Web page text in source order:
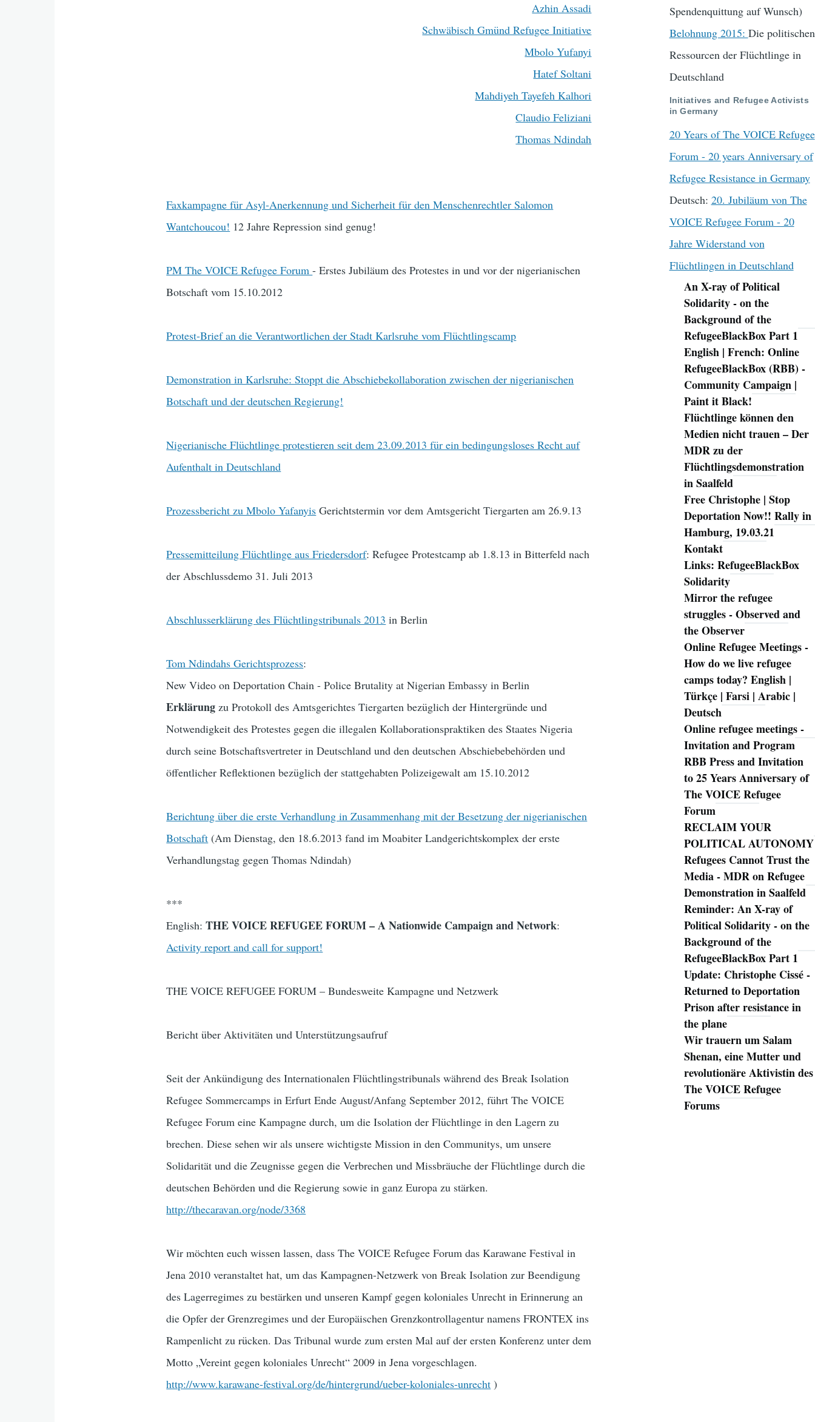
Azhin Assadi
Schwäbisch Gmünd Refugee Initiative
Mbolo Yufanyi
Hatef Soltani
Mahdiyeh Tayefeh Kalhori
Claudio Feliziani
Thomas Ndindah
Faxkampagne für Asyl-Anerkennung und Sicherheit für den Menschenrechtler Salomon
Wantchoucou! 12 Jahre Repression sind genug!
PM The VOICE Refugee Forum- Erstes Jubiläum des Protestes in und vor der nigerianischen
Botschaft vom 15.10.2012
Protest-Brief an die Verantwortlichen der Stadt Karlsruhe vom Flüchtlingscamp
Demonstration in Karlsruhe: Stoppt die Abschiebekollaboration zwischen der nigerianischen
Botschaft und der deutschen Regierung!
Nigerianische Flüchtlinge protestieren seit dem 23.09.2013 für ein bedingungsloses Recht auf
Aufenthalt in Deutschland
Prozessbericht zu Mbolo Yafanyis Gerichtstermin vor dem Amtsgericht Tiergarten am 26.9.13
Pressemitteilung Flüchtlinge aus Friedersdorf: Refugee Protestcamp ab 1.8.13 in Bitterfeld nach
der Abschlussdemo 31. Juli 2013
Abschlusserklärung des Flüchtlingstribunals 2013 in Berlin
Tom Ndindahs Gerichtsprozess:
New Video on Deportation Chain - Police Brutality at Nigerian Embassy in Berlin
Erklärung zu Protokoll des Amtsgerichtes Tiergarten bezüglich der Hintergründe und
Notwendigkeit des Protestes gegen die illegalen Kollaborationspraktiken des Staates Nigeria
durch seine Botschaftsvertreter in Deutschland und den deutschen Abschiebebehörden und
öffentlicher Reflektionen bezüglich der stattgehabten Polizeigewalt am 15.10.2012
Berichtung über die erste Verhandlung in Zusammenhang mit der Besetzung der nigerianischen
Botschaft (Am Dienstag, den 18.6.2013 fand im Moabiter Landgerichtskomplex der erste
Verhandlungstag gegen Thomas Ndindah)
***
English:THE VOICE REFUGEE FORUM – A Nationwide Campaign and Network:
Activity report and call for support!
THE VOICE REFUGEE FORUM – Bundesweite Kampagne und Netzwerk
Bericht über Aktivitäten und Unterstützungsaufruf
Seit der Ankündigung des Internationalen Flüchtlingstribunals während des Break Isolation
Refugee Sommercamps in Erfurt Ende August/Anfang September 2012, führt The VOICE
Refugee Forum eine Kampagne durch, um die Isolation der Flüchtlinge in den Lagern zu
brechen. Diese sehen wir als unsere wichtigste Mission in den Communitys, um unsere
Solidarität und die Zeugnisse gegen die Verbrechen und Missbräuche der Flüchtlinge durch die
deutschen Behörden und die Regierung sowie in ganz Europa zu stärken.
http://thecaravan.org/node/3368
Wir möchten euch wissen lassen, dass The VOICE Refugee Forum das Karawane Festival in
Jena 2010 veranstaltet hat, um das Kampagnen-Netzwerk von Break Isolation zur Beendigung
des Lagerregimes zu bestärken und unseren Kampf gegen koloniales Unrecht in Erinnerung an
die Opfer der Grenzregimes und der Europäischen Grenzkontrollagentur namens FRONTEX ins
Rampenlicht zu rücken. Das Tribunal wurde zum ersten Mal auf der ersten Konferenz unter dem
Motto „Vereint gegen koloniales Unrecht“ 2009 in Jena vorgeschlagen.
http://www.karawane-festival.org/de/hintergrund/ueber-koloniales-unrecht )
Spendenquittung auf Wunsch)
Belohnung 2015: Die politischen
Ressourcen der Flüchtlinge in
Deutschland
Initiatives and Refugee Activists
in Germany
20 Years of The VOICE Refugee
Forum - 20 years Anniversary of
Refugee Resistance in Germany
Deutsch: 20. Jubiläum von The
VOICE Refugee Forum - 20
Jahre Widerstand von
Flüchtlingen in Deutschland
Navigation
An X-ray of Political
Solidarity - on the
Background of the
RefugeeBlackBox Part 1
English | French: Online
RefugeeBlackBox (RBB) -
Community Campaign |
Paint it Black!
Flüchtlinge können den
Medien nicht trauen – Der
MDR zu der
Flüchtlingsdemonstration
in Saalfeld
Free Christophe | Stop
Deportation Now!! Rally in
Hamburg, 19.03.21
Kontakt
Links: RefugeeBlackBox
Solidarity
Mirror the refugee
struggles - Observed and
the Observer
Online Refugee Meetings -
How do we live refugee
camps today? English |
Türkçe | Farsi | Arabic |
Deutsch
Online refugee meetings -
Invitation and Program
RBB Press and Invitation
to 25 Years Anniversary of
The VOICE Refugee
Forum
RECLAIM YOUR
POLITICAL AUTONOMY
Refugees Cannot Trust the
Media - MDR on Refugee
Demonstration in Saalfeld
Reminder: An X-ray of
Political Solidarity - on the
Background of the
RefugeeBlackBox Part 1
Update: Christophe Cissé -
Returned to Deportation
Prison after resistance in
the plane
Wir trauern um Salam
Shenan, eine Mutter und
revolutionäre Aktivistin des
The VOICE Refugee
Forums